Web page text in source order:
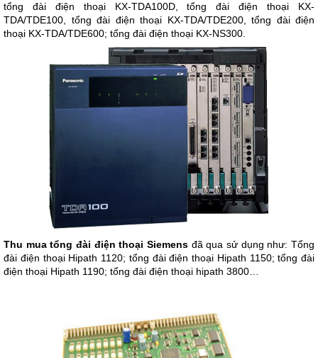
tổng đài điện thoại KX-TDA100D, tổng đài điện thoại KX-
TDA/TDE100, tổng đài điện thoại KX-TDA/TDE200, tổng đài điện
thoại KX-TDA/TDE600; tổng đài điện thoại KX-NS300.
Thu mua tổng đài điện thoại Siemens đã qua sử dụng như: Tổng
đài điện thoại Hipath 1120; tổng đài điện thoại Hipath 1150; tổng đài
điện thoại Hipath 1190; tổng đài điện thoại hipath 3800…